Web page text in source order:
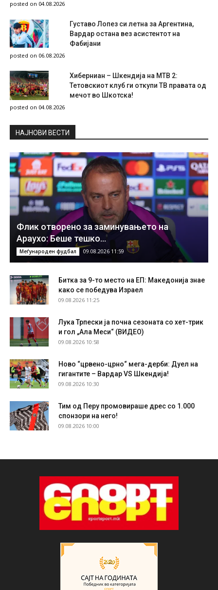
posted on 04.08.2026
Густаво Лопез си летна за Аргентина,
Вардар остана вез асистентот на
Фабијани
posted on 06.08.2026
Хиберниан – Шкендија на МТВ 2:
Тетовскиот клуб ги откупи ТВ правата од
мечот во Шкотска!
posted on 04.08.2026
НAЈНОВИ ВЕСТИ
Флик отворено за заминувањето на
Араухо: Беше тешко…
Меѓународен фудбал 09.08.2026 11:59
Битка за 9-то место на ЕП: Македонија знае
како се победува Израел
09.08.2026 11:25
Лука Трпески ја почна сезоната со хет-трик
и гол „Ала Меси“ (ВИДЕО)
09.08.2026 10:58
Ново “црвено-црно“ мега-дерби: Дуел на
гигантите – Вардар VS Шкендија!
09.08.2026 10:30
Тим од Перу промовираше дрес со 1.000
спонзори на него!
09.08.2026 10:00